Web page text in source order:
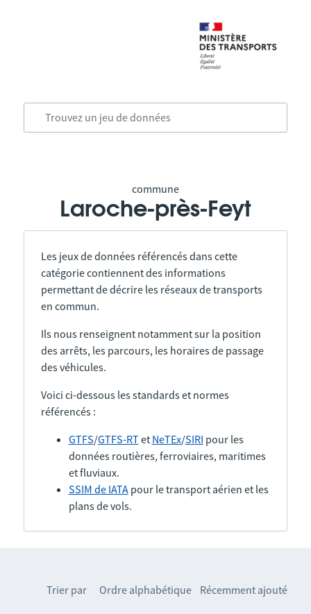
commune
Laroche-près-Feyt
Les jeux de données référencés dans cette
catégorie contiennent des informations
permettant de décrire les réseaux de transports
en commun.
Ils nous renseignent notamment sur la position
des arrêts, les parcours, les horaires de passage
des véhicules.
Voici ci-dessous les standards et normes
référencés :
GTFS/GTFS-RTet NeTEx/SIRI pour les
données routières, ferroviaires, maritimes
et fluviaux.
SSIM de IATApour le transport aérien et les
plans de vols.
Trier par Ordre alphabétique Récemment ajouté